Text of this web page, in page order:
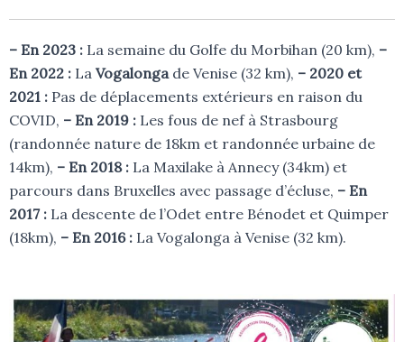
– En 2023 : La semaine du Golfe du Morbihan (20 km), –
En 2022 : La Vogalongade Venise (32 km), – 2020 et
2021 : Pas de déplacements extérieurs en raison du
COVID, – En 2019 : Les fous de nef à Strasbourg
(randonnée nature de 18km et randonnée urbaine de
14km), – En 2018 : La Maxilake à Annecy (34km) et
parcours dans Bruxelles avec passage d’écluse, – En
2017 : La descente de l’Odet entre Bénodet et Quimper
(18km), – En 2016 : La Vogalonga à Venise (32 km).